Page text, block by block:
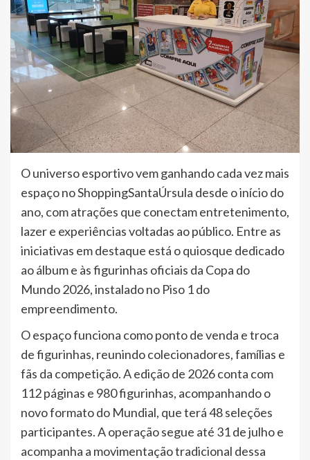
O universo esportivo vem ganhando cada vez mais
espaço no ShoppingSantaÚrsula desde o início do
ano, com atrações que conectam entretenimento,
lazer e experiências voltadas ao público. Entre as
iniciativas em destaque está o quiosque dedicado
ao álbum e às figurinhas oficiais da Copa do
Mundo 2026, instalado no Piso 1 do
empreendimento.
O espaço funciona como ponto de venda e troca
de figurinhas, reunindo colecionadores, famílias e
fãs da competição. A edição de 2026 conta com
112 páginas e 980 figurinhas, acompanhando o
novo formato do Mundial, que terá 48 seleções
participantes. A operação segue até 31 de julho e
acompanha a movimentação tradicional dessa